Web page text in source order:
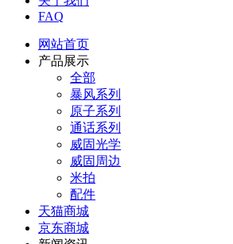
FAQ
网站首页
产品展示
全部
暴风系列
原子系列
通话系列
威固光学
威固周边
米拍
配件
天猫商城
京东商城